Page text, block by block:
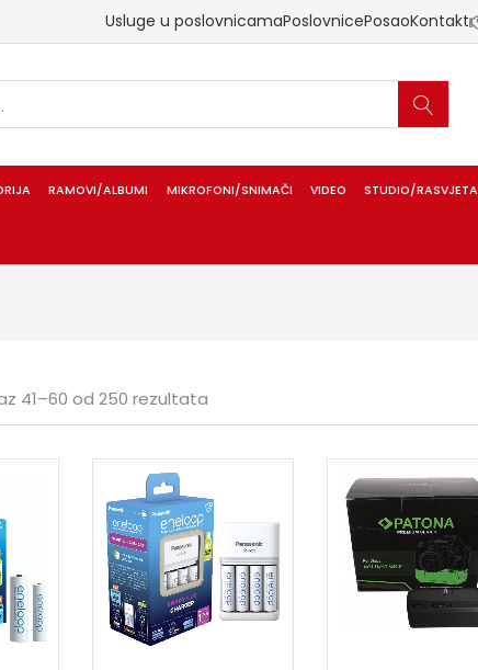
Usluge u poslovnicamaPoslovnicePosaoKontakt
RAMOVI/ALBUMI MIKROFONI/SNIMAČI VIDEO STUDIO/RASVJETA
41–60 od 250 rezultata